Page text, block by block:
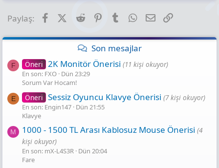
Kingston NV2 SNV2S/1000G PCI-Express 4.0
1 TB M.2 SSD Fiyatları, Özellikleri ve
Yorumları | En Ucuzu Akakçe
En ucuz Kingston NV2 SNV2S/1000G PCI-Express 4.0 1
TB M.2 SSD fiyatları için 6 taksit ve indirimleri kaçırma!
Kingston NV2 SNV2S/1000G PCI-Express 4.0 1 TB M.2
SSD özelliklerini incele, 2.199,03 TL'den başlayan
fırsatları yakala!
www.akakce.com
FSP HYPER 80+ PRO H3-650 650 W Power
Supply Fiyatları, Özellikleri ve Yorumları | En
En ucuz FSP HYPER 80+ PRO H3-650 650 W Power
Supply fiyatları için 6 taksit ve indirimleri kaçırma! FSP
HYPER 80+ PRO H3-650 650 W Power Supply
Paylaş: FacebookX (Twitter)
Reddit PinterestTumblr WhatsApp
E-posta
Son mesajlar
F Öneri 2K Monitör Önerisi (11 kişi okuyor)
En son: FXO Dün 23:29
Sorum Var Hocam!
E Öneri Sessiz Oyuncu Klavye Önerisi (7 kişi okuyor)
En son: Engin147 Dün 21:55
Klavye
M 1000 - 1500 TL Arası Kablosuz Mouse Önerisi (4
kişi okuyor)
En son: mX-L4S3R Dün 20:04
Fare